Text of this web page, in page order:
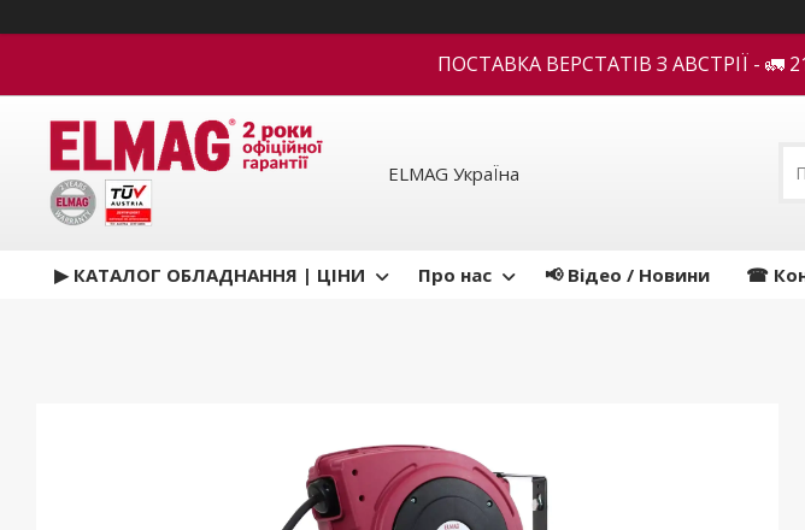
ПОСТАВКА ВЕРСТАТІВ З АВСТРІЇ - 🚛
ELMAG УкраЇна
▶ КАТАЛОГ ОБЛАДНАННЯ | ЦІНИ Про нас 📢 Відео / Новини ☎